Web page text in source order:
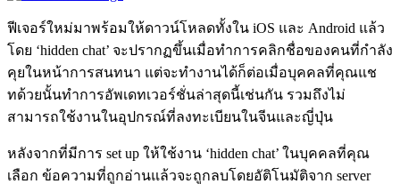
ฟีเจอร์ใหม่มาพร้อมให้ดาวน์โหลดทั้งใน iOS และ Android แล้ว
โดย ‘hidden chat’ จะปรากฏขึ้นเมื่อทำการคลิกชื่อของคนที่กำลัง
คุยในหน้าการสนทนา แต่จะทำงานได้ก็ต่อเมื่อบุคคลที่คุณแช
ทด้วยนั้นทำการอัพเดทเวอร์ชั่นล่าสุดนี้เช่นกัน รวมถึงไม่
สามารถใช้งานในอุปกรณ์ที่ลงทะเบียนในจีนและญี่ปุ่น
หลังจากที่มีการ set up ให้ใช้งาน ‘hidden chat’ ในบุคคลที่คุณ
เลือก ข้อความที่ถูกอ่านแล้วจะถูกลบโดยอัติโนมัติจาก server